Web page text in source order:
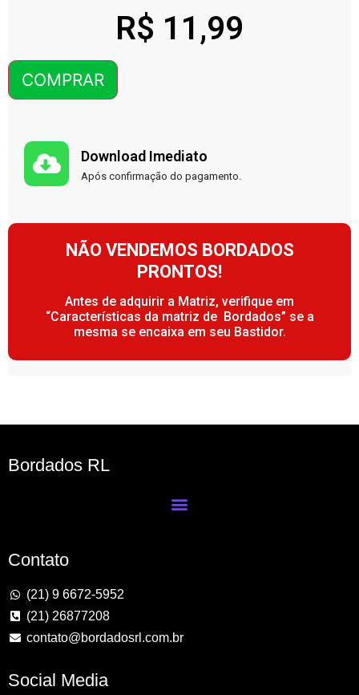
R$ 11,99
COMPRAR
Download Imediato
Após confirmação do pagamento.
NÃO VENDEMOS BORDADOS
PRONTOS!
Antes de adquirir a Matriz, verifique em
“Características da matriz de Bordados” se a
mesma se encaixa em seu Bastidor.
Bordados RL
Contato
(21) 9 6672-5952
(21) 26877208
contato@bordadosrl.com.br
Social Media